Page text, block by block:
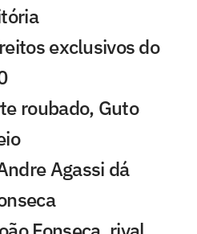
exclusivos do
roubado, Guto
Agassi dá